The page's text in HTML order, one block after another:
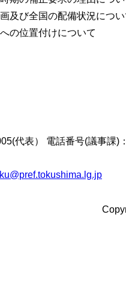
及び全国の配備状況につ
の位置付けについて
代表） 電話番号(議事課